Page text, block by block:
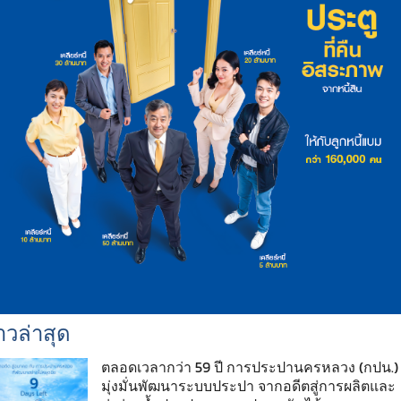
ล่าสุด
ตลอดเวลากว่า 59 ปี การประปานครหลวง (กปน.)
มุ่งมั่นพัฒนาระบบประปา จากอดีตสู่การผลิตและ